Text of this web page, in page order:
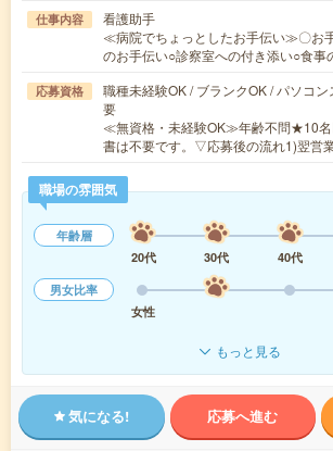
仕事内容
看護助手
≪病院でちょっとしたお手伝い≫〇お
のお手伝い○診察室への付き添い○食
応募資格
職種未経験OK / ブランクOK / パソコ
要
≪無資格・未経験OK≫年齢不問★10
書は不要です。▽応募後の流れ1)翌営
職場の雰囲気
年齢層
20代
30代 40代
男女比率
女性
もっと見る
気になる! 応募へ進む